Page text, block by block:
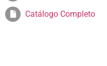
Catálogo Completo